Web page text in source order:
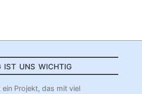
ist uns wichtig
Projekt, das mit viel